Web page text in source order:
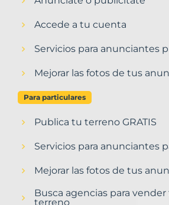
Accede a tu cuenta
Servicios para anunciantes
Mejorar las fotos de tus
Para particulares
Publica tu terreno GRATIS
Servicios para anunciantes
Mejorar las fotos de tus
Busca agencias para
terreno